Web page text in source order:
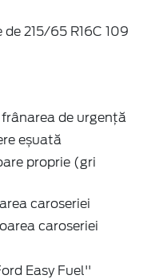
215/65 R16C 109
de urgenţă
eșuată
proprie (gri
caroseriei
caroseriei
Easy Fuel''